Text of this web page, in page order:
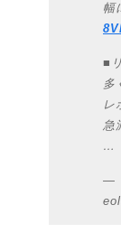
幅
■
多
レ
急
…
—